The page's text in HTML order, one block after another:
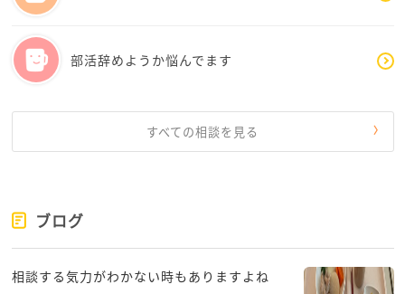
全て抱えてしまうと誰しもパンクしてしまいます。一
つずつ解決に向かい
ストレスの元が軽減されることを願っています。
またこちらにもご相談くださいね
部活辞めようか悩んでます
すべての相談を見る
ブログ
相談する気力がわかない時もありますよね